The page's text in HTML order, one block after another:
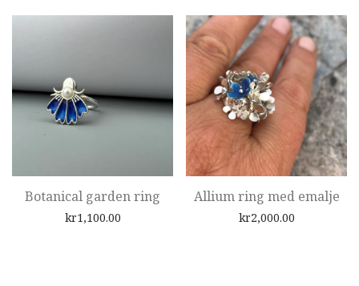
Botanical garden ring
kr1,100.00
Allium ring med emalje
kr2,000.00